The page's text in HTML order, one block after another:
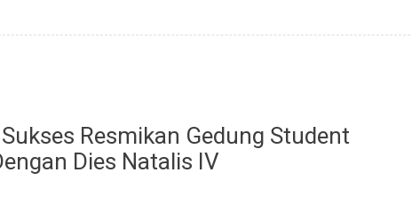
Resmikan Gedung Student
Dies Natalis IV